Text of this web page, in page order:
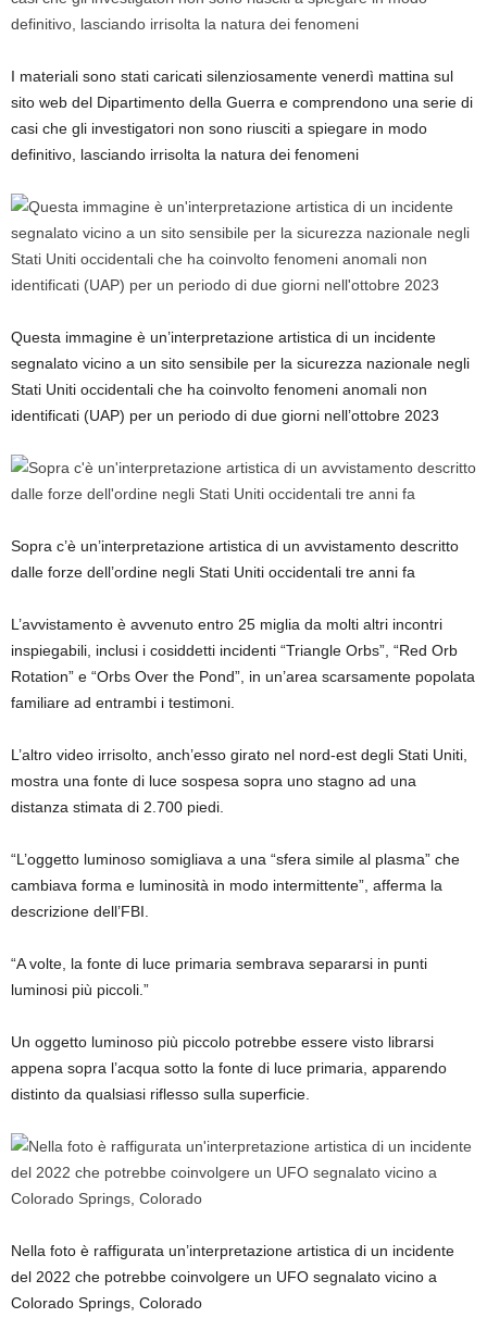
I materiali sono stati caricati silenziosamente venerdì mattina sul
sito web del Dipartimento della Guerra e comprendono una serie di
casi che gli investigatori non sono riusciti a spiegare in modo
definitivo, lasciando irrisolta la natura dei fenomeni
Questa immagine è un’interpretazione artistica di un incidente
segnalato vicino a un sito sensibile per la sicurezza nazionale negli
Stati Uniti occidentali che ha coinvolto fenomeni anomali non
identificati (UAP) per un periodo di due giorni nell’ottobre 2023
Sopra c’è un’interpretazione artistica di un avvistamento descritto
dalle forze dell’ordine negli Stati Uniti occidentali tre anni fa
L’avvistamento è avvenuto entro 25 miglia da molti altri incontri
inspiegabili, inclusi i cosiddetti incidenti “Triangle Orbs”, “Red Orb
Rotation” e “Orbs Over the Pond”, in un’area scarsamente popolata
familiare ad entrambi i testimoni.
L’altro video irrisolto, anch’esso girato nel nord-est degli Stati Uniti,
mostra una fonte di luce sospesa sopra uno stagno ad una
distanza stimata di 2.700 piedi.
“L’oggetto luminoso somigliava a una “sfera simile al plasma” che
cambiava forma e luminosità in modo intermittente”, afferma la
descrizione dell’FBI.
“A volte, la fonte di luce primaria sembrava separarsi in punti
luminosi più piccoli.”
Un oggetto luminoso più piccolo potrebbe essere visto librarsi
appena sopra l’acqua sotto la fonte di luce primaria, apparendo
distinto da qualsiasi riflesso sulla superficie.
Nella foto è raffigurata un’interpretazione artistica di un incidente
del 2022 che potrebbe coinvolgere un UFO segnalato vicino a
Colorado Springs, Colorado